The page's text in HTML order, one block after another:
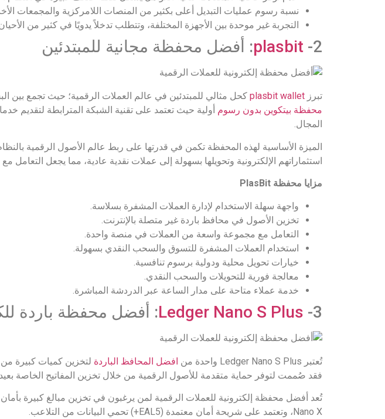
نسبة رسوم عمليات التبديل أعلى بكثير من المنصات اللامركزية والمجمعات
التجربة غير موحدة بين الأجهزة المختلفة، وتتطلب تدخلاً يدويًا في كثير من
2-
plasbit: أفضل محفظة مجانية للمبتدئين
تبرز plasbit wallet كحل مثالي للمبتدئين في عالم العملات الرقمية؛ حيث تجمع بين
محفظة بيتكوين بدون رسوم أولية حيث تعتمد على تقنية الشبكة المترابطة لتقديم
المجال.
الميزة الأساسية لهذه المحفظة تكمن في قدرتها على ربط عالم الأصول الرقمية
استثماراتهم الإلكترونية وتحويلها بسهولة إلى عملات نقدية عادية، مما يجعل التعامل
مزايا محفظة PlasBit
واجهة سهلة الاستخدام لإدارة العملات المشفرة بسلاسة.
تخزين الأصول في محافظ باردة غير متصلة بالإنترنت.
التعامل مع مجموعة واسعة من العملات في منصة واحدة.
استخدام العملات المشفرة للتسوق والسحب النقدي بسهولة.
خيارات تحويل محلية ودولية برسوم تنافسية.
معالجة فورية للتحويلات والسحب النقدي.
خدمة عملاء متاحة على مدار الساعة عبر الدردشة المباشرة.
3-
Ledger Nano S Plus: أفضل محفظة باردة
تُعتبر Ledger Nano S Plus واحدة من افضل المحافظ الباردة لتخزين كميات كبيرة من
فقد صُممت لتوفر حماية متقدمة للأصول الرقمية من خلال تخزين المفاتيح الخاصة
تُعد أفضل محفظة إلكترونية للعملات الرقمية لمن يرغبون في تخزين مبالغ كبيرة
Nano X، وتعتمد على شريحة أمان معتمدة (EAL5+) تحمي البيانات من التلاعب.